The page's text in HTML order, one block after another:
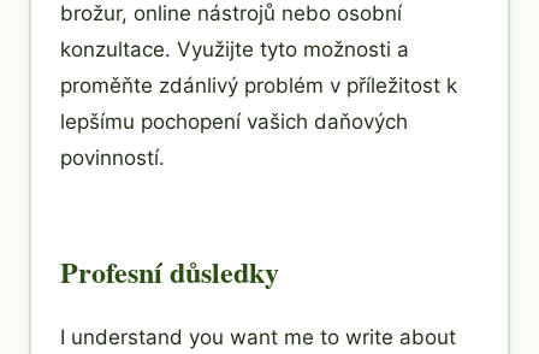
brožur, online nástrojů nebo osobní
konzultace. Využijte tyto možnosti a
proměňte zdánlivý problém v příležitost k
lepšímu pochopení vašich daňových
povinností.
Profesní důsledky
I understand you want me to write about